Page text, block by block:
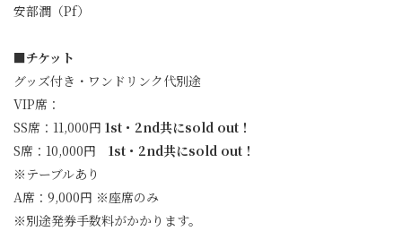
安部潤（Pf）
■チケット
グッズ付き・ワンドリンク代別途
VIP席：
SS席：11,000円 1st・2nd共にsold out！
S席：10,000円 1st・2nd共にsold out！
※テーブルあり
A席：9,000円 ※座席のみ
※別途発券手数料がかかります。